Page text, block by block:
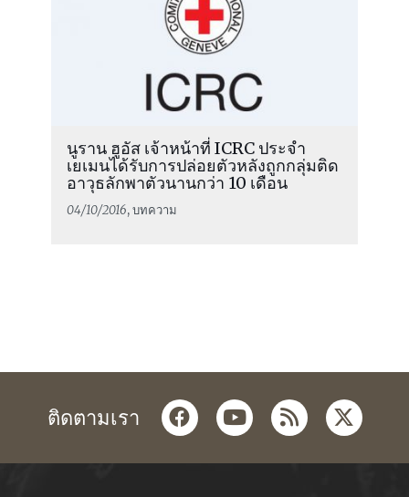
นูราน ฮูอัส เจ้าหน้าที่ ICRC ประจำ
เยเมนได้รับการปล่อยตัวหลังถูกกลุ่มติด
อาวุธลักพาตัวนานกว่า 10 เดือน
04/10/2016, บทความ
ติดตามเรา facebookyoutube
rss twitter